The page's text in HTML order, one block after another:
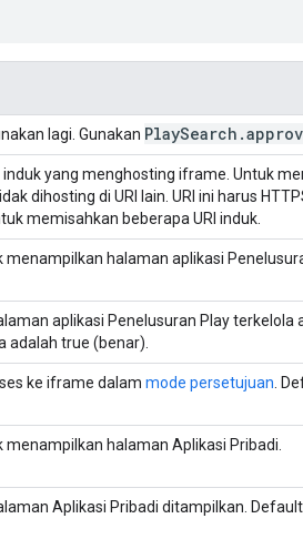
lagi. Gunakan PlaySearch .
induk yang menghosting iframe. Untuk
dihosting di URI lain. URI ini harus
memisahkan beberapa URI induk.
menampilkan halaman aplikasi
aplikasi Penelusuran Play terkelola
adalah true (benar).
ke iframe dalam mode persetujuan .
menampilkan halaman Aplikasi Pribadi.
Aplikasi Pribadi ditampilkan.